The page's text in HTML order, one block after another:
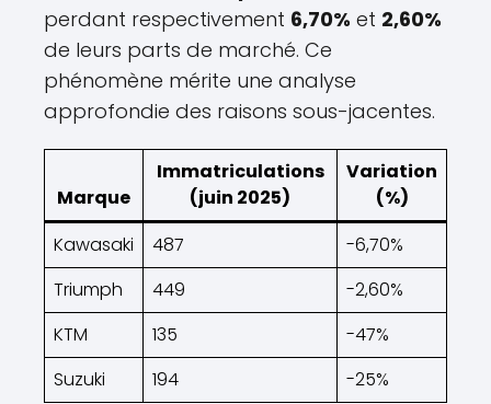
perdant respectivement 6,70% et 2,60%
de leurs parts de marché. Ce
phénomène mérite une analyse
approfondie des raisons sous-jacentes.
Marque
Immatriculations
(juin 2025)
Variation
(%)
Kawasaki
487
-6,70%
Triumph
449
-2,60%
KTM
135
-47%
Suzuki
194 -25%